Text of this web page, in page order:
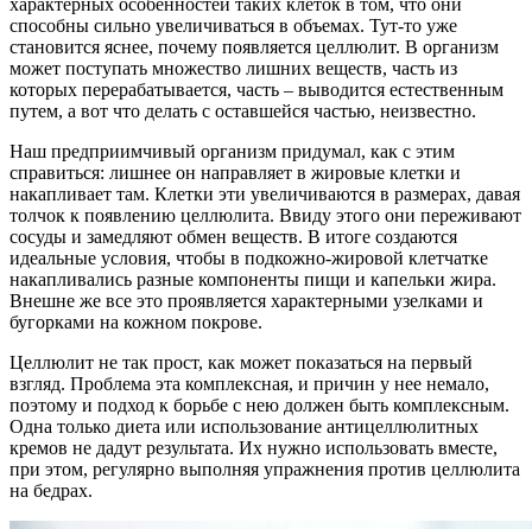
характерных особенностей таких клеток в том, что они
способны сильно увеличиваться в объемах. Тут-то уже
становится яснее, почему появляется целлюлит. В организм
может поступать множество лишних веществ, часть из
которых перерабатывается, часть – выводится естественным
путем, а вот что делать с оставшейся частью, неизвестно.
Наш предприимчивый организм придумал, как с этим
справиться: лишнее он направляет в жировые клетки и
накапливает там. Клетки эти увеличиваются в размерах, давая
толчок к появлению целлюлита. Ввиду этого они переживают
сосуды и замедляют обмен веществ. В итоге создаются
идеальные условия, чтобы в подкожно-жировой клетчатке
накапливались разные компоненты пищи и капельки жира.
Внешне же все это проявляется характерными узелками и
бугорками на кожном покрове.
Целлюлит не так прост, как может показаться на первый
взгляд. Проблема эта комплексная, и причин у нее немало,
поэтому и подход к борьбе с нею должен быть комплексным.
Одна только диета или использование антицеллюлитных
кремов не дадут результата. Их нужно использовать вместе,
при этом, регулярно выполняя упражнения против целлюлита
на бедрах.